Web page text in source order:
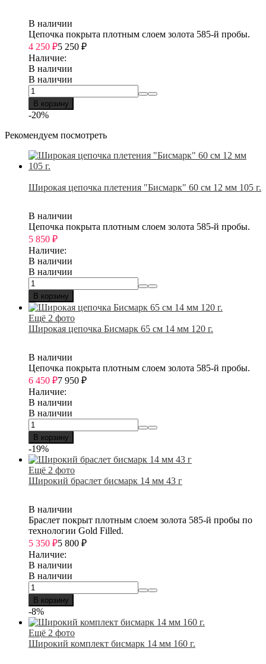
В наличии
Цепочка покрыта плотным слоем золота 585-й пробы.
4 250 ₽5 250 ₽
Наличие:
В наличии
В наличии
В корзину
-20%
Рекомендуем посмотреть
Широкая цепочка плетения "Бисмарк" 60 см 12 мм 105 г.
В наличии
Цепочка покрыта плотным слоем золота 585-й пробы.
5 850 ₽
Наличие:
В наличии
В наличии
В корзину
Ещё 2 фото
Широкая цепочка Бисмарк 65 см 14 мм 120 г.
В наличии
Цепочка покрыта плотным слоем золота 585-й пробы.
6 450 ₽7 950 ₽
Наличие:
В наличии
В наличии
В корзину
-19%
Ещё 2 фото
Широкий браслет бисмарк 14 мм 43 г
В наличии
Браслет покрыт плотным слоем золота 585-й пробы по
технологии Gold Filled.
5 350 ₽5 800 ₽
Наличие:
В наличии
В наличии
В корзину
-8%
Ещё 2 фото
Широкий комплект бисмарк 14 мм 160 г.